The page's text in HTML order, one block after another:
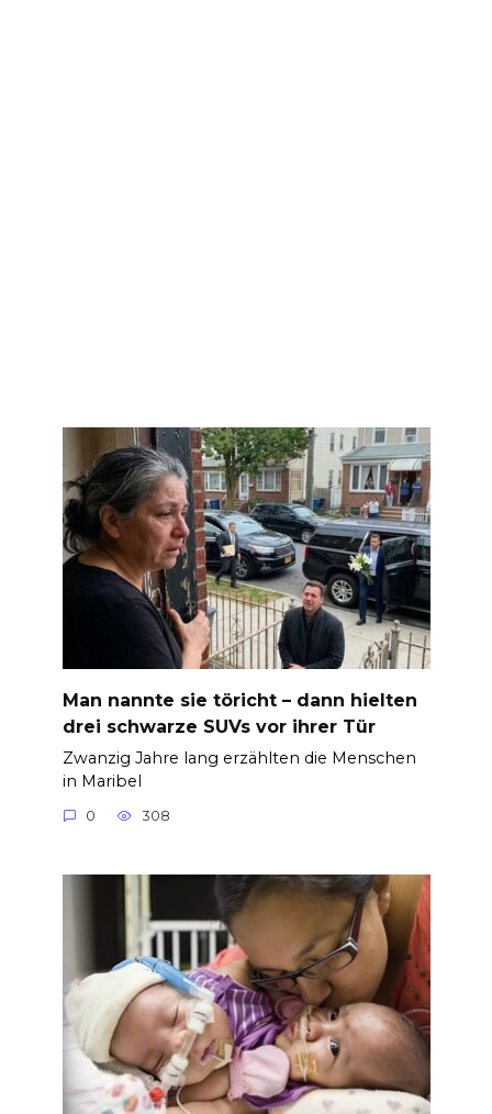
Man nannte sie töricht – dann hielten
drei schwarze SUVs vor ihrer Tür
Zwanzig Jahre lang erzählten die Menschen
in Maribel
0 308